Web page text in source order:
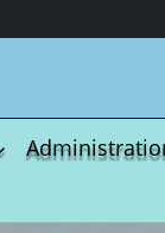
S.M.I.C et